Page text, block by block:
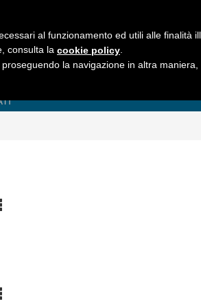
al funzionamento ed utili alle finalità
consulta la cookie policy
la navigazione in altra maniera,